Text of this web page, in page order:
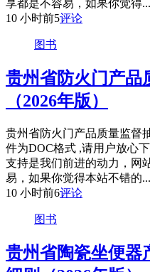
享都是不容易，如果你觉得...
10 小时前5评论
图书
贵州省防火门产品
（2026年版）
贵州省防火门产品质量监督
件为DOC格式 ,请用户放心
支持是我们前进的动力，网
易，如果你觉得本站不错的...
10 小时前6评论
图书
贵州省陶瓷坐便器